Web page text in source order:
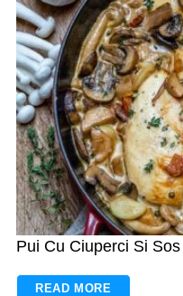
Pui Cu Ciuperci Si
READ MORE
r
c
h
f
o
r
: